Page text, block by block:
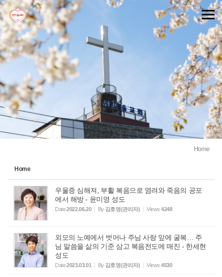
Home
Home
우울증 심해져, 부활 복음으로 염려와 죽음의 공포
에서 해방 - 윤미영 성도
Date2022.06.20 By 김호영(관리자) Views 4248
외모의 노예에서 벗어나 주님 사랑 앞에 굴복… 주
님 말씀을 삶의 기준 삼고 복음전도에 매진 - 한세현
성도
Date2023.03.01 By 김호영(관리자) Views 4530